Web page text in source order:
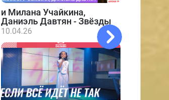
и Милана Учайкина,
Даниэль Давтян - Звёзды
10.04.26